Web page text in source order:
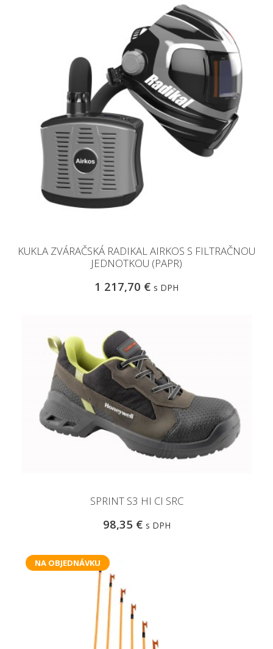
KUKLA ZVÁRAČSKÁ RADIKAL AIRKOS S FILTRAČNOU
JEDNOTKOU (PAPR)
1 217,70 € s DPH
SPRINT S3 HI CI SRC
98,35 € s DPH
NA OBJEDNÁVKU